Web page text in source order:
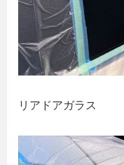
リアドアガラス